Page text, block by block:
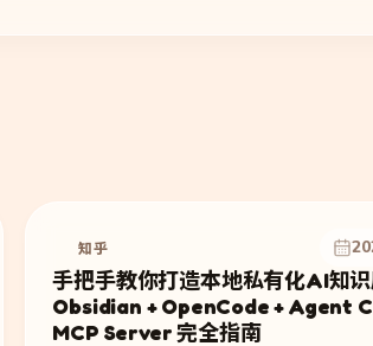
知乎
手把手教你打造本地私有化AI知识
Obsidian + OpenCode + Agent
MCP Server 完全指南